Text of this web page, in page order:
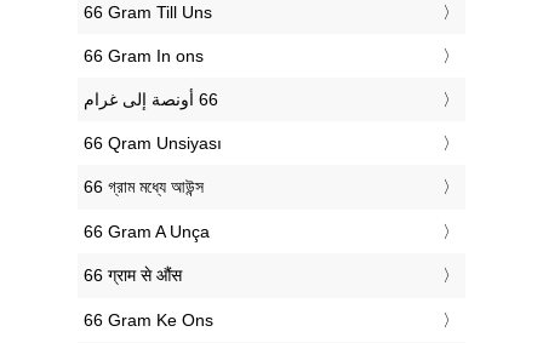
‎66 Gram Till Uns
‎66 Gram In ons
‎66 Qram Unsiyası
‎66 গ্রাম মধ্যে আউন্স
‎66 Gram A Unça
‎66 ग्राम से औंस
‎66 Gram Ke Ons